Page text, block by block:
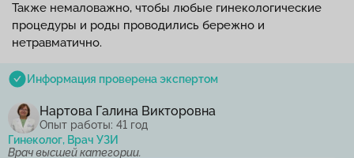
Также немаловажно, чтобы любые гинекологические
процедуры и роды проводились бережно и
нетравматично.
Информация проверена экспертом
Нартова Галина Викторовна
Опыт работы: 41 год
Гинеколог, Врач УЗИ
Врач высшей категории.